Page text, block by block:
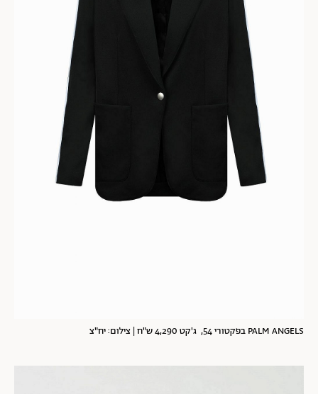
PALM ANGELS בפקטורי 54, ג'קט 4,290 ש"ח | צילום: יח"צ